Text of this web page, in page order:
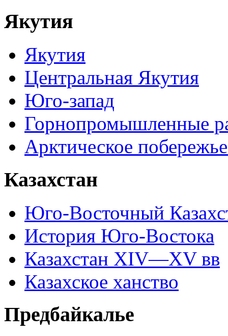
Якутия
Якутия
Центральная Якутия
Юго-запад
Горнопромышленные
Арктическое
Казахстан
Юго-Восточный
История Юго-Востока
Казахстан XIV—XV вв
Казахское ханство
Предбайкалье